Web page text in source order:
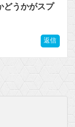
ちね
【FGO】ファット「ランサー/メリュジーヌ」フィギュア【明日発売】他
円に
どうかがスプ
返信